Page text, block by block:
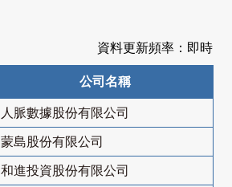
資料更新頻率：即時
公司名稱
人脈數據股份有限公司
蒙島股份有限公司
和進投資股份有限公司